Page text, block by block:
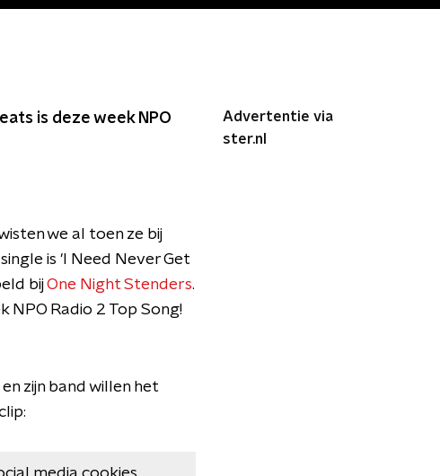
is deze week NPO
we al toen ze bij
is 'I Need Never Get
bijOne Night Stenders.
NPO Radio 2 Top Song!
zijn band willen het
Advertentie via
ster.nl